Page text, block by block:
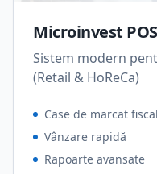
Microinvest POS
Sistem modern
(Retail & HoReCa)
Case de marcat
Vânzare rapidă
Rapoarte avansate